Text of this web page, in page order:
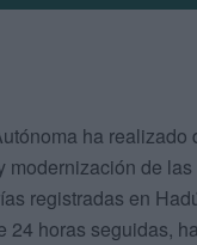
ha
modernización de
registradas en
24 horas seguidas,